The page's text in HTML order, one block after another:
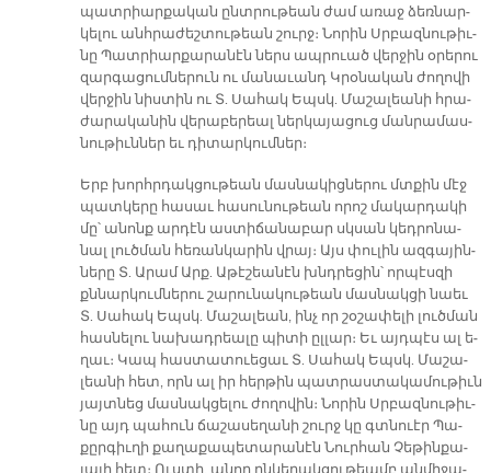
պատ­րիար­քա­կան ընտ­րու­թեան ժամ ա­ռաջ ձեռ­նար­
կե­լու անհ­րա­ժեշ­տու­թեան շուրջ։ Նո­րին Սրբազ­նու­թիւ­
նը Պատ­րիար­քա­րա­նէն ներս ապ­րուած վեր­ջին օ­րե­րու
զար­գա­ցում­նե­րուն ու մա­նա­ւանդ Կրօ­նա­կան ժո­ղո­վի
վեր­ջին նիս­տին ու Տ. Սա­հակ Եպսկ. Մա­շա­լեա­նի հրա­
ժա­րա­կա­նին վե­րա­բե­րեալ ներ­կա­յա­ցուց ման­րա­մաս­
նու­թիւն­ներ եւ դի­տար­կում­ներ։
Երբ խորհր­դակ­ցու­թեան մաս­նա­կից­նե­րու մտքին մէջ
պատ­կե­րը հա­սաւ հա­սու­նու­թեան ո­րոշ մա­կար­դա­կի
մը՝ ա­նոնք ար­դէն աս­տի­ճա­նա­բար սկսան կեդ­րո­նա­
նալ լուծ­ման հե­ռան­կա­րին վրայ։ Այս փու­լին ազ­գա­յին­
նե­րը Տ. Ա­րամ Արք. Ա­թէ­շեա­նէն խնդրե­ցին՝ որ­պէս­զի
քննար­կում­նե­րու շա­րու­նա­կու­թեան մաս­նակ­ցի նաեւ
Տ. Սա­հակ Եպսկ. Մա­շա­լեան, ինչ որ շօ­շա­փե­լի լուծ­ման
հաս­նե­լու նա­խադ­րեա­լը պի­տի ըլ­լար։ Եւ այդ­պէս ալ ե­
ղաւ։ Կապ հաս­տա­տուե­ցաւ Տ. Սա­հակ Եպսկ. Մա­շա­
լեա­նի հետ, որն ալ իր հեր­թին պատ­րաս­տա­կա­մու­թիւն
յայտ­նեց մաս­նակ­ցե­լու ժո­ղո­վին։ Նո­րին Սրբազ­նու­թիւ­
նը այդ պա­հուն ճա­շա­սե­ղա­նի շուրջ կը գտնուէր Պա­
քըր­գիւ­ղի քա­ղա­քա­պե­տա­րա­նէն Նուր­հան Չե­թին­քա­